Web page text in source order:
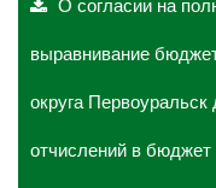
О согласии на
выравнивание
округа
отчислений в бюджет